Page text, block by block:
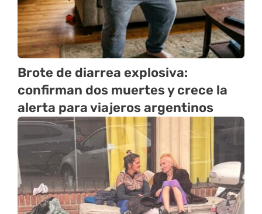
Brote de diarrea explosiva:
confirman dos muertes y crece la
alerta para viajeros argentinos